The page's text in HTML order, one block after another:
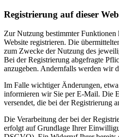
Registrierung auf dieser
Zur Nutzung bestimmter Funktionen
Website registrieren. Die
zum Zwecke der Nutzung des
Bei der Registrierung abgefragte
anzugeben. Andernfalls werden wir
Im Falle wichtiger Änderungen,
informieren wir Sie per E-Mail. Die
versendet, die bei der Registrierung
Die Verarbeitung der bei der
erfolgt auf Grundlage Ihrer